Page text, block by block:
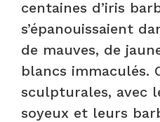
centaines d’iris
s’épanouissaient
de mauves, de
blancs immaculés.
sculpturales, avec
soyeux et leurs